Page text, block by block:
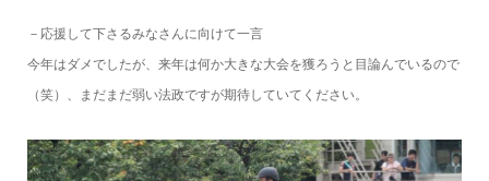
－応援して下さるみなさんに向けて一言
今年はダメでしたが、来年は何か大きな大会を獲ろうと目論んでいるので
（笑）、まだまだ弱い法政ですが期待していてください。